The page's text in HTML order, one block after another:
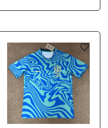
favorite_border